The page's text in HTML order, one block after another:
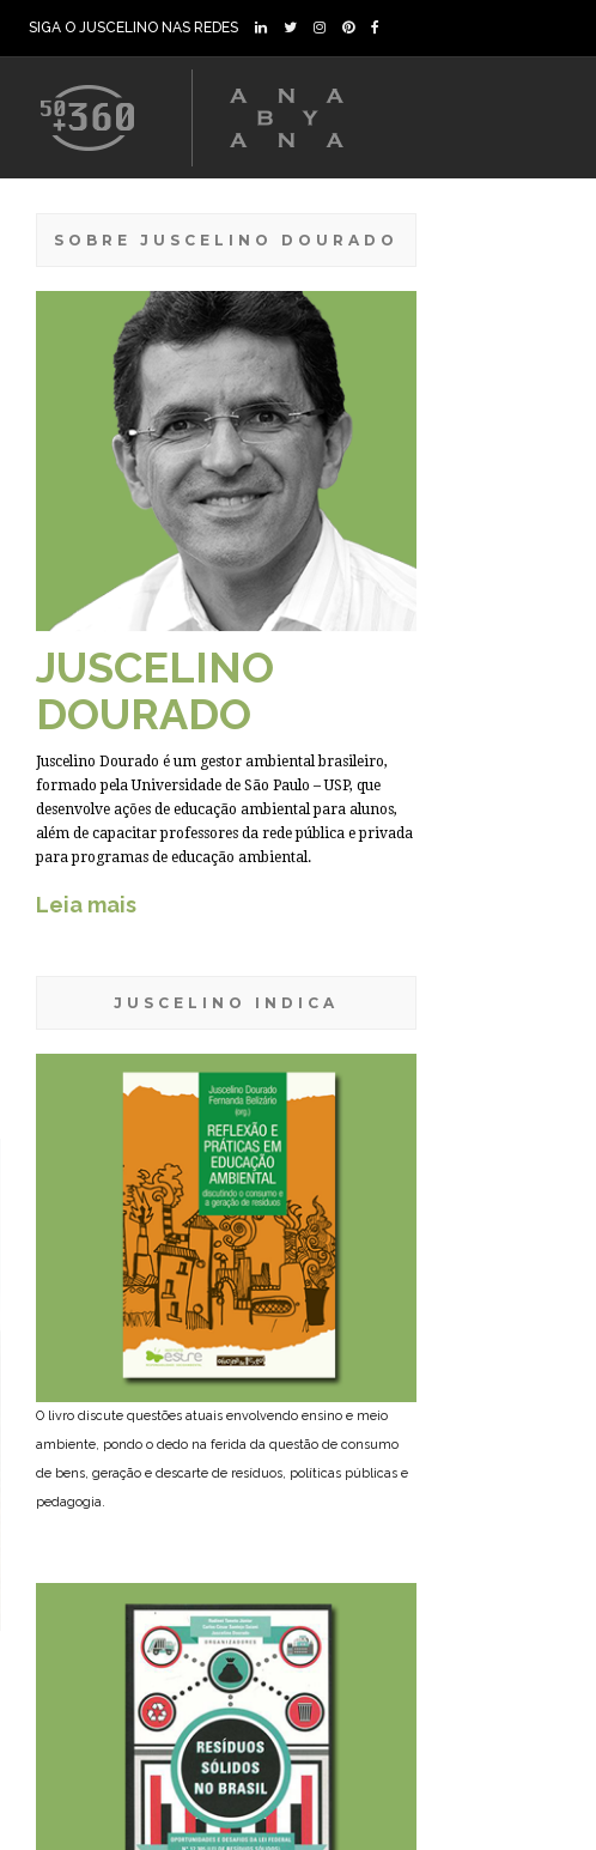
SIGA O JUSCELINO NAS REDES
SOBRE JUSCELINO DOURADO
JUSCELINO
DOURADO
Juscelino Dourado é um gestor ambiental brasileiro,
formado pela Universidade de São Paulo – USP, que
desenvolve ações de educação ambiental para alunos,
além de capacitar professores da rede pública e privada
para programas de educação ambiental.
Leia mais
JUSCELINO INDICA
O livro discute questões atuais envolvendo ensino e meio
ambiente, pondo o dedo na ferida da questão de consumo
de bens, geração e descarte de resíduos, políticas públicas e
pedagogia.